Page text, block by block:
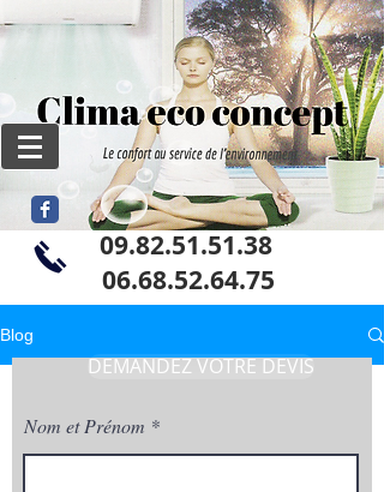
09.82.51.51.38
06.68.52.64.75
Blog
DEMANDEZ VOTRE DEVIS
Nom et Prénom